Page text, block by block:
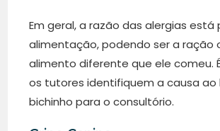
Em geral, a razão das alergias está
alimentação, podendo ser a ração
alimento diferente que ele comeu.
os tutores identifiquem a causa ao
bichinho para o consultório.